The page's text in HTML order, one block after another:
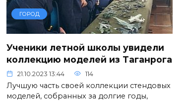
ГОРОД
Ученики летной школы увидели
коллекцию моделей из Таганрога
21.10.2023 13:44 114
Лучшую часть своей коллекции стендовых
моделей, собранных за долгие годы,